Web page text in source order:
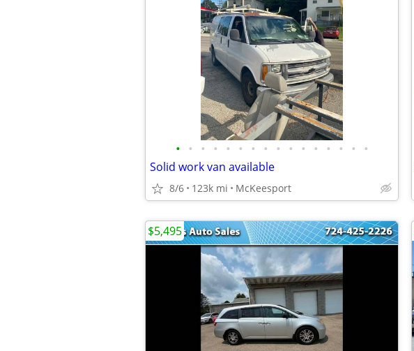
• • • • • • • • • • • • • • • •
Solid work van available
8/6 123k mi McKeesport
$5,495